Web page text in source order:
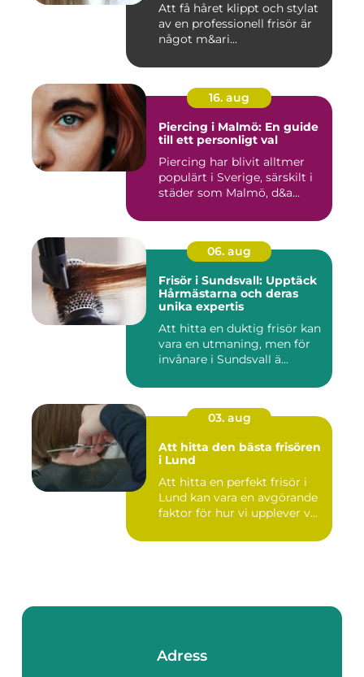
Att få håret klippt och stylat
av en professionell frisör är
något m&ari...
16. aug
Piercing i Malmö: En guide
till ett personligt val
Piercing har blivit alltmer
populärt i Sverige, särskilt i
städer som Malmö, d&a...
06. aug
Frisör i Sundsvall: Upptäck
Hårmästarna och deras
unika expertis
Att hitta en duktig frisör kan
vara en utmaning, men för
invånare i Sundsvall ä...
03. aug
Att hitta den bästa frisören
i Lund
Att hitta en perfekt frisör i
Lund kan vara en avgörande
faktor för hur vi upplever v...
Adress